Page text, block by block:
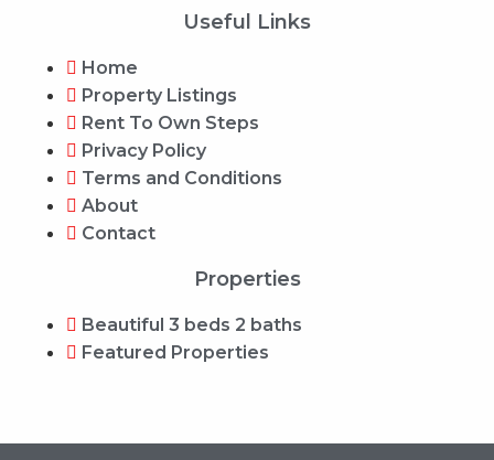
Useful Links
Home
Property Listings
Rent To Own Steps
Privacy Policy
Terms and Conditions
About
Contact
Properties
Beautiful 3 beds 2 baths
Featured Properties